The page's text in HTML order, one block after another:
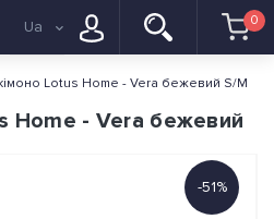
Ua 0
Lotus Home - Vera бежевий S/M
Home - Vera бежевий
-51%